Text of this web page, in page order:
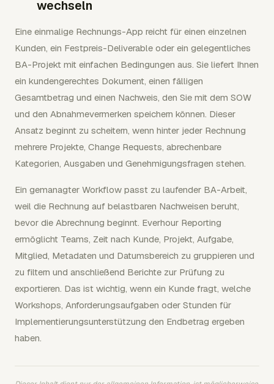
wechseln
Eine einmalige Rechnungs-App reicht für einen einzelnen
Kunden, ein Festpreis-Deliverable oder ein gelegentliches
BA-Projekt mit einfachen Bedingungen aus. Sie liefert Ihnen
ein kundengerechtes Dokument, einen fälligen
Gesamtbetrag und einen Nachweis, den Sie mit dem SOW
und den Abnahmevermerken speichern können. Dieser
Ansatz beginnt zu scheitern, wenn hinter jeder Rechnung
mehrere Projekte, Change Requests, abrechenbare
Kategorien, Ausgaben und Genehmigungsfragen stehen.
Ein gemanagter Workflow passt zu laufender BA-Arbeit,
weil die Rechnung auf belastbaren Nachweisen beruht,
bevor die Abrechnung beginnt. Everhour Reporting
ermöglicht Teams, Zeit nach Kunde, Projekt, Aufgabe,
Mitglied, Metadaten und Datumsbereich zu gruppieren und
zu filtern und anschließend Berichte zur Prüfung zu
exportieren. Das ist wichtig, wenn ein Kunde fragt, welche
Workshops, Anforderungsaufgaben oder Stunden für
Implementierungsunterstützung den Endbetrag ergeben
haben.